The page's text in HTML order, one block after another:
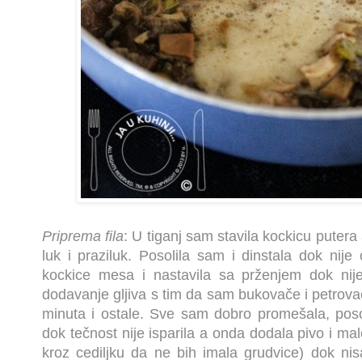
Priprema fila: U tiganj sam stavila kockicu
luk i praziluk. Posolila sam i dinstala dok nije
kockice mesa i nastavila sa prženjem dok
dodavanje gljiva s tim da sam bukovače i
minuta i ostale. Sve sam dobro promešala,
dok tečnost nije isparila a onda dodala pivo i
kroz cediljku da ne bih imala grudvice) dok